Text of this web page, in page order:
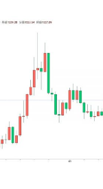
国「ここは北朝鮮な
国･李在明さっそく
国は「中国と同じく
国銀行』が「金の
るドル入手」手段
･外為取引量「1日